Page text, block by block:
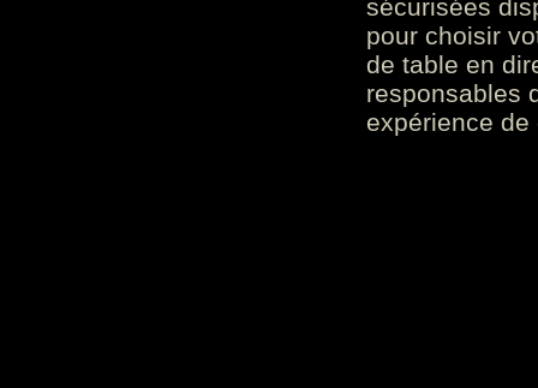
sécurisées
pour choisir
de table en
responsables
expérience